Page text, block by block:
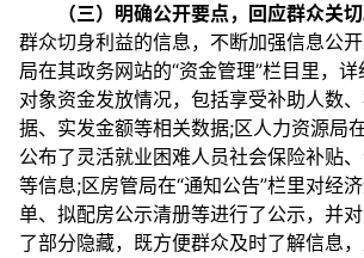
（三）明确公开要点，回应群众关切
群众切身利益的信息，不断加强信息公
局在其政务网站的“资金管理”栏目里，
对象资金发放情况，包括享受补助人数
据、实发金额等相关数据;区人力资源局在
公布了灵活就业困难人员社会保险补贴
等信息;区房管局在“通知公告”栏里对经
单、拟配房公示清册等进行了公示，并
了部分隐藏，既方便群众及时了解信息